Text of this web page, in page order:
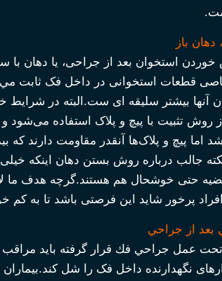
باز
استخوان بعد از جراحی، یا دهان با
قطعات استخوانی در داخل فک ثابت مي
آنها بیشتر سلیقه ای ست.البته در
روش تثبیت با پیچ و پلاک استفاده می‌شود
پیچ و پلاک‌ها آنقدر مقاومت دارند که
جالب درباره روش بستن دهان اینکه
حتی خوشحال هم هستند.گرچه هدف ما
پرخور شاید این فرصتی باشد تا به کم
بعد از جراحي
تحت عمل جراحي فك قرار گرفته باید مراقب
نگهدارنده داخل فک را شل